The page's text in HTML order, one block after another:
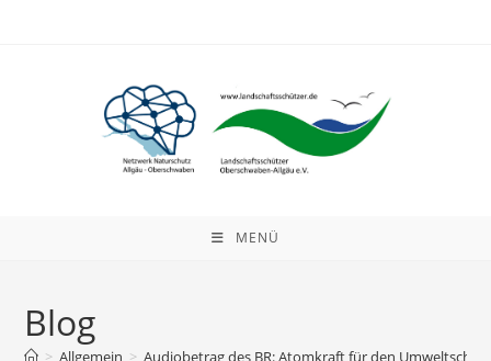
MENÜ
Blog
> Allgemein > Audiobetrag des BR: Atomkraft für den